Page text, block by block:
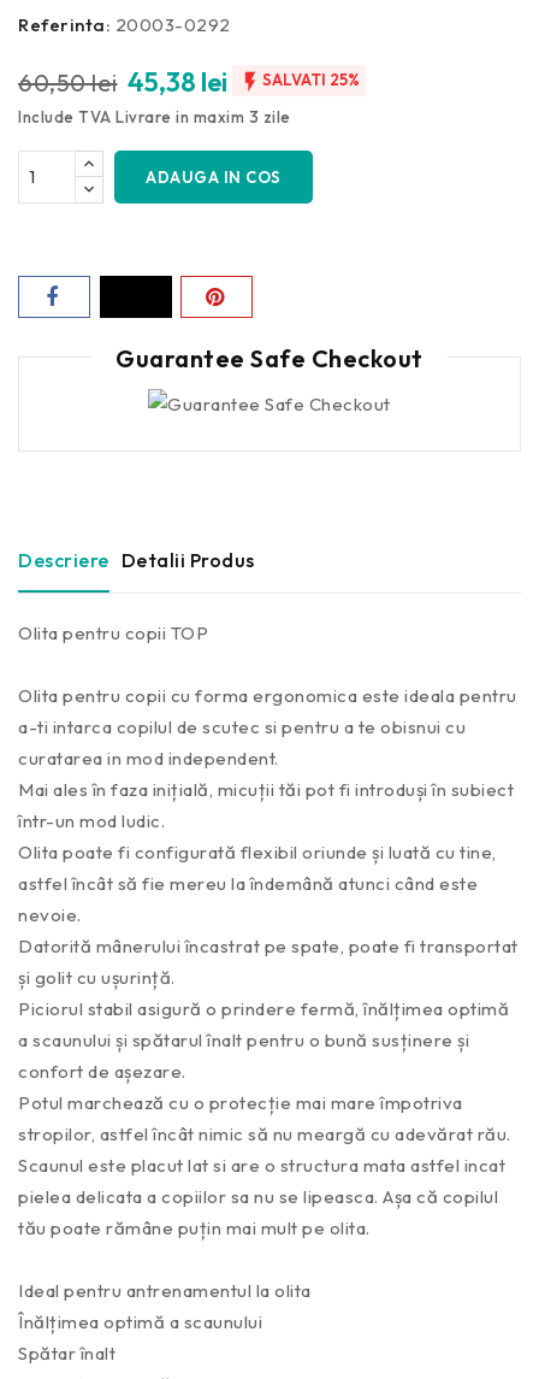
Referinta: 20003-0292
60,50 lei 45,38 lei  SALVATI 25%
Include TVA Livrare in maxim 3 zile
ADAUGA IN COS
Guarantee Safe Checkout
Descriere Detalii Produs
Olita pentru copii TOP
Olita pentru copii cu forma ergonomica este ideala pentru
a-ti intarca copilul de scutec si pentru a te obisnui cu
curatarea in mod independent.
Mai ales în faza inițială, micuții tăi pot fi introduși în subiect
într-un mod ludic.
Olita poate fi configurată flexibil oriunde și luată cu tine,
astfel încât să fie mereu la îndemână atunci când este
nevoie.
Datorită mânerului încastrat pe spate, poate fi transportat
și golit cu ușurință.
Piciorul stabil asigură o prindere fermă, înălțimea optimă
a scaunului și spătarul înalt pentru o bună susținere și
confort de așezare.
Potul marchează cu o protecție mai mare împotriva
stropilor, astfel încât nimic să nu meargă cu adevărat rău.
Scaunul este placut lat si are o structura mata astfel incat
pielea delicata a copiilor sa nu se lipeasca. Așa că copilul
tău poate rămâne puțin mai mult pe olita.
Ideal pentru antrenamentul la olita
Înălțimea optimă a scaunului
Spătar înalt